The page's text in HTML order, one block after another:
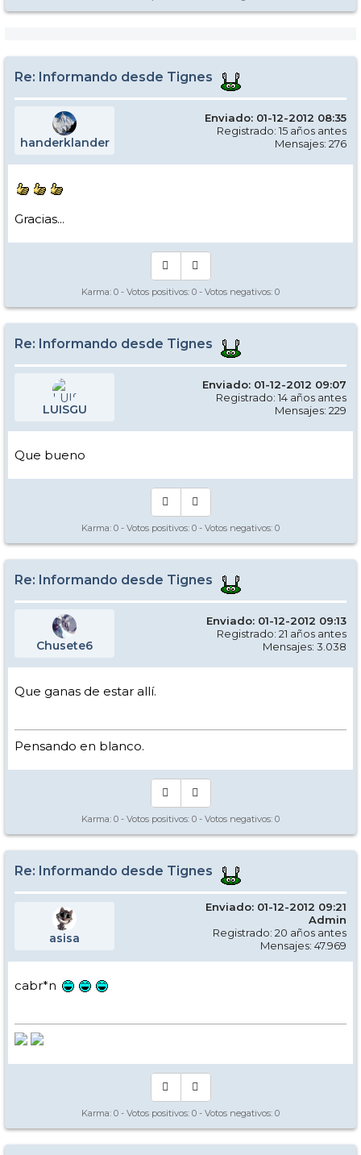
Re: Informando desde Tignes
handerklander
Enviado: 01-12-2012 08:35
Registrado: 15 años antes
Mensajes: 276
Gracias...
Karma: 0 - Votos positivos: 0 - Votos negativos: 0
Re: Informando desde Tignes
LUISGU
Enviado: 01-12-2012 09:07
Registrado: 14 años antes
Mensajes: 229
Que bueno
Karma: 0 - Votos positivos: 0 - Votos negativos: 0
Re: Informando desde Tignes
Chusete6
Enviado: 01-12-2012 09:13
Registrado: 21 años antes
Mensajes: 3.038
Que ganas de estar allí.
Pensando en blanco.
Karma: 0 - Votos positivos: 0 - Votos negativos: 0
Re: Informando desde Tignes
asisa
Enviado: 01-12-2012 09:21
Admin
Registrado: 20 años antes
Mensajes: 47.969
cabr*n
Karma: 0 - Votos positivos: 0 - Votos negativos: 0